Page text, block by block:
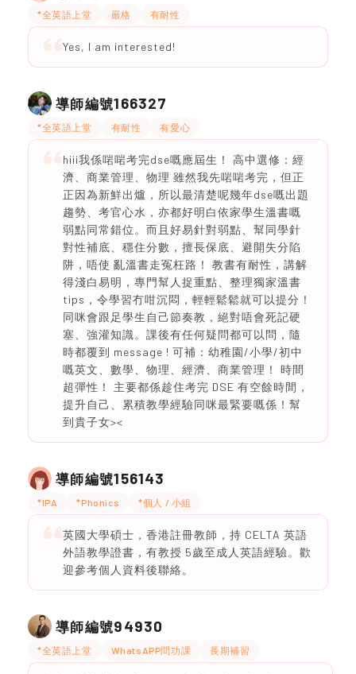
*全英語上堂 嚴格 有耐性
Yes, I am interested!
導師編號166327
*全英語上堂 有耐性 有愛心
hiii我係啱啱考完dse嘅應屆生！ 高中選修：經
濟、商業管理、物理 雖然我先啱啱考完，但正
正因為新鮮出爐，所以最清楚呢幾年dse嘅出題
趨勢、考官心水，亦都好明白依家學生溫書嘅
弱點同常錯位。而且好易針對弱點、幫同學針
對性補底、穩住分數，擅長保底、避開失分陷
阱，唔使 亂溫書走冤枉路！ 教書有耐性，講解
得淺白易明，專門幫人捉重點、整理獨家溫書
tips，令學習冇咁沉悶，輕輕鬆鬆就可以提分！
同咪會跟足學生自己節奏教，絕對唔會死記硬
塞、強灌知識。課後有任何疑問都可以問，隨
時都覆到 message ! 可補：幼稚園/小學/初中
嘅英文、數學、物理、經濟、商業管理！ 時間
超彈性！ 主要都係趁住考完 DSE 有空餘時間，
提升自己、累積教學經驗同咪最緊要嘅係！幫
到貴子女><
導師編號156143
*IPA *Phonics *個人 / 小組
英國大學碩士，香港註冊教師，持 CELTA 英語
外語教學證書，有教授 5歲至成人英語經驗。歡
迎參考個人資料後聯絡。
導師編號94930
*全英語上堂 WhatsAPP問功課 長期補習